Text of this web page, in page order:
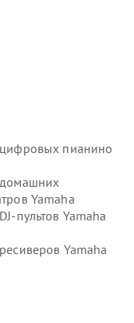
пианино
Yamaha
пультов Yamaha
Yamaha